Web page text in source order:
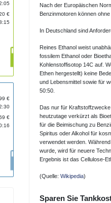
€
€
€
Nach der Europäischen
Benzinmotoren können
In Deutschland sind
Reines Ethanol weist
fossilem Ethanol oder
Kohlenstoffisotop 14C auf.
Ethen hergestellt) keine
und Lebensmittel sowie für
50:50.
Das nur für
heutzutage verkürzt als
für die Beimischung zu
Spiritus oder Alkohol für
verwendet werden.
wurde, wird für neuere
Ergebnis ist das Cellulose-
(Quelle: Wikipedia)
Sparen Sie